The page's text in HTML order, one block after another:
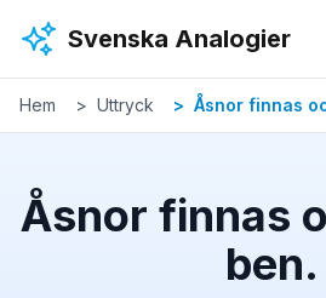
Svenska Analogier
Hem Uttryck Åsnor finnas
Åsnor finnas
ben.